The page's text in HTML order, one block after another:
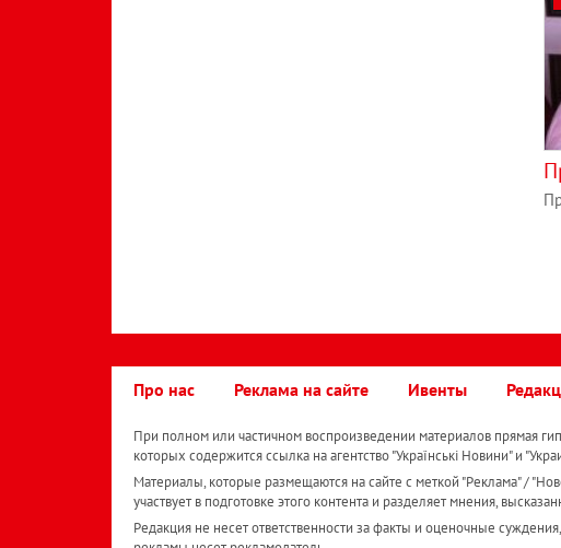
Про нас Реклама на сайте Ивенты
При полном или частичном воспроизведении материалов прямая
которых содержится ссылка на агентство "Українськi Новини" и
Материалы, которые размещаются на сайте с меткой "Реклама" /
участвует в подготовке этого контента и разделяет мнения,
Редакция не несет ответственности за факты и оценочные